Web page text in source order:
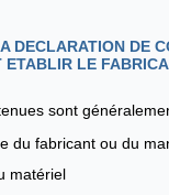
DECLARATION DE
ETABLIR LE
sont
du fabricant ou du
matériel